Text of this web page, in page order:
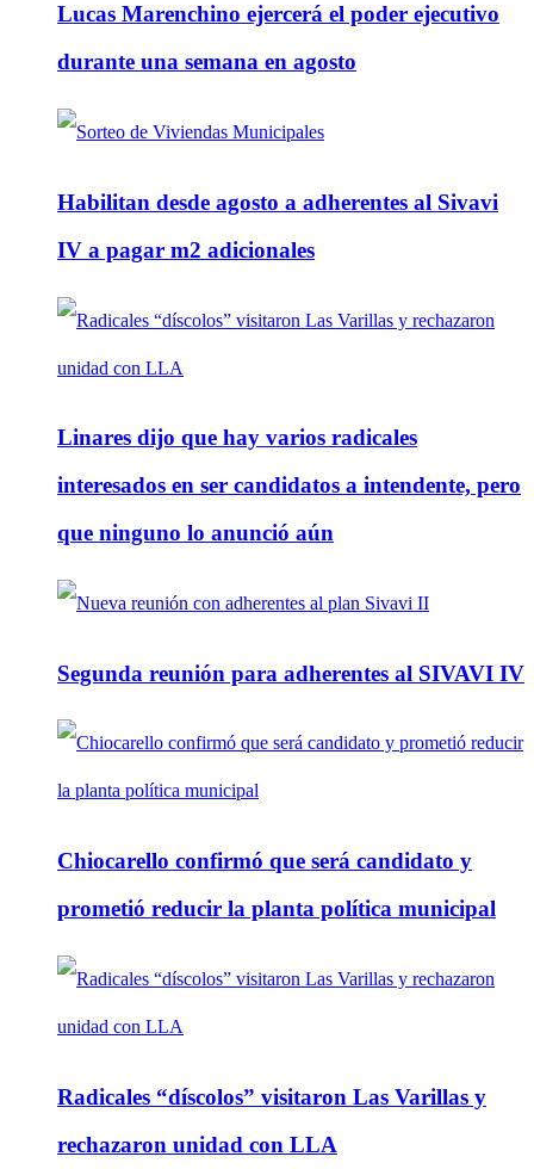
Lucas Marenchino ejercerá el poder ejecutivo
durante una semana en agosto
Habilitan desde agosto a adherentes al Sivavi
IV a pagar m2 adicionales
Linares dijo que hay varios radicales
interesados en ser candidatos a intendente, pero
que ninguno lo anunció aún
Segunda reunión para adherentes al SIVAVI IV
Chiocarello confirmó que será candidato y
prometió reducir la planta política municipal
Radicales “díscolos” visitaron Las Varillas y
rechazaron unidad con LLA